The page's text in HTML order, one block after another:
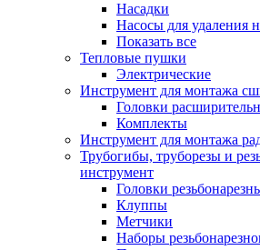
Насадки
Насосы для удаления
Показать все
Тепловые пушки
Электрические
Инструмент для монтажа
Головки
Комплекты
Инструмент для монтажа
Трубогибы, труборезы и
инструмент
Головки
Клуппы
Метчики
Наборы